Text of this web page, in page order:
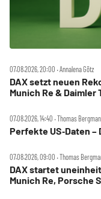
07.08.2026, 20:00 ‧ Annalena Götz
DAX setzt neuen
Munich Re & Daimler
07.08.2026, 14:40 ‧ Thomas
Perfekte US‑Daten
07.08.2026, 09:00 ‧ Thomas
DAX startet
Munich Re, Porsche